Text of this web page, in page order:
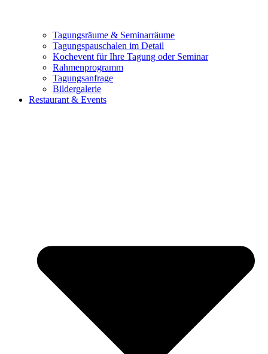
Tagungsräume & Seminarräume
Tagungspauschalen im Detail
Kochevent für Ihre Tagung oder Seminar
Rahmenprogramm
Tagungsanfrage
Bildergalerie
Restaurant & Events